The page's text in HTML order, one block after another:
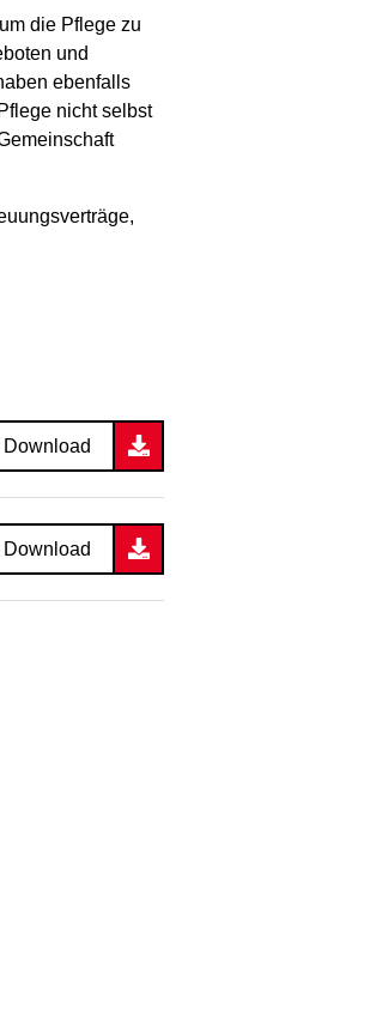
die Pflege zu
und
ebenfalls
nicht selbst
Download
Download